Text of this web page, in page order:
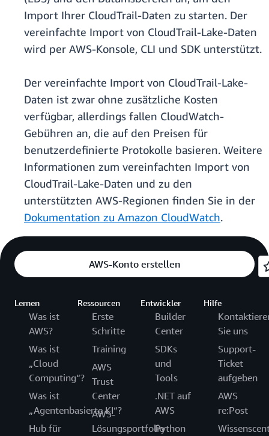
Import Ihrer CloudTrail-Daten zu starten. Der
vereinfachte Import von CloudTrail-Lake-Daten
wird per AWS-Konsole, CLI und SDK unterstützt.
Der vereinfachte Import von CloudTrail-Lake-
Daten ist zwar ohne zusätzliche Kosten
verfügbar, allerdings fallen CloudWatch-
Gebühren an, die auf den Preisen für
benutzerdefinierte Protokolle basieren. Weitere
Informationen zum vereinfachten Import von
CloudTrail-Lake-Daten und zu den
unterstützten AWS-Regionen finden Sie in der
Dokumentation zu Amazon CloudWatch.
AWS-Konto erstellen
Lernen
Was ist
AWS?
Was ist
„Cloud
Computing“?
Was ist
„Agentenbasierte KI“?
Hub für
Ressourcen
Erste
Schritte
Training
AWS
Trust
Center
AWS-
Lösungsportfolio
Entwickler
Builder
Center
SDKs
und
Tools
.NET auf
AWS
Python
Hilfe
Sie uns
Support-
Ticket
aufgeben
AWS
re:Post